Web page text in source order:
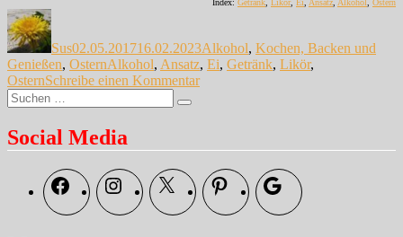
Index: Getränk Likör, Ei Ansatz Alkohol Ostern
Autor
Sus02.05.201716.02.2023Alkohol, Kochen, Backen und
Genießen, OsternSchlagwörter
Alkohol, Ansatz, Ei, Getränk, Likör,
OsternSchreibe einen Kommentarzu
Suche
nach:
Suchen
Social Media
FacebookInstagramX Pinterest Google